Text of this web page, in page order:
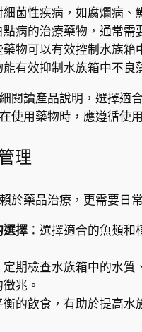
細菌性疾病，如腐爛病
點病的治療藥物，通常
藥物可以有效控制水族
能有效抑制水族箱中不
閱讀產品說明，選擇適
使用藥物時，應遵循使
理
於藥品治療，更需要日
選擇 ：選擇適合的魚類
定期檢查水族箱中的水
兆。
衡的飲食，有助於提高